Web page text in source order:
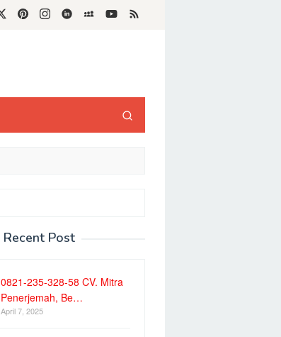
Recent Post
0821-235-328-58 CV. Mitra
Penerjemah, Be…
April 7, 2025